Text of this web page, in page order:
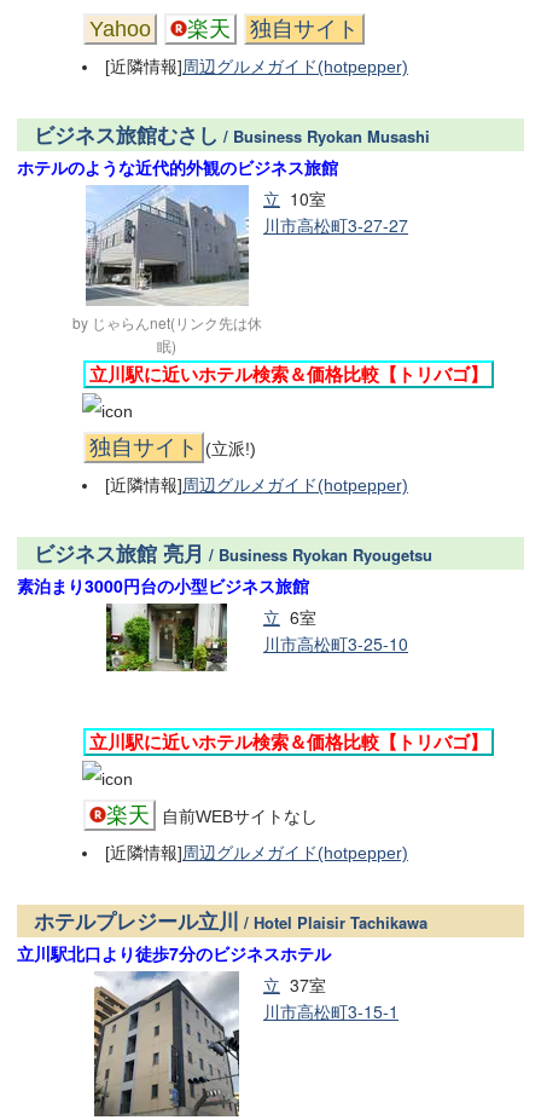
Yahoo 楽天 独自サイト
[近隣情報]周辺グルメガイド(hotpepper)
ビジネス旅館むさし / Business Ryokan Musashi
ホテルのような近代的外観のビジネス旅館
by じゃらんnet(リンク先は休
眠)
10室
立
川市高松町3-27-27
立川駅に近いホテル検索＆価格比較【トリバゴ】
独自サイト
(立派!)
[近隣情報]周辺グルメガイド(hotpepper)
ビジネス旅館 亮月 / Business Ryokan Ryougetsu
素泊まり3000円台の小型ビジネス旅館
6室
立
川市高松町3-25-10
立川駅に近いホテル検索＆価格比較【トリバゴ】
楽天
自前WEBサイトなし
[近隣情報]周辺グルメガイド(hotpepper)
ホテルプレジール立川 / Hotel Plaisir Tachikawa
立川駅北口より徒歩7分のビジネスホテル
37室
立
川市高松町3-15-1